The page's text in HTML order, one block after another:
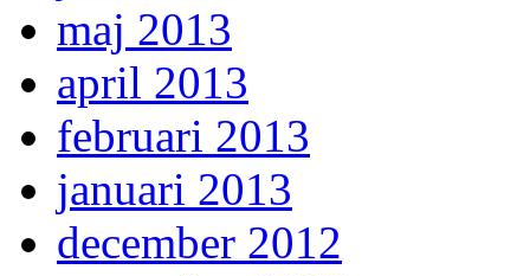
maj 2013
april 2013
februari 2013
januari 2013
december 2012